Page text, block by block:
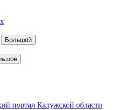
Большой